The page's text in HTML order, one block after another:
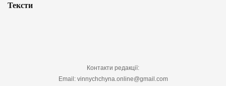
Тексти
Контакти редакції:
Email: vinnychchyna.online@gmail.com